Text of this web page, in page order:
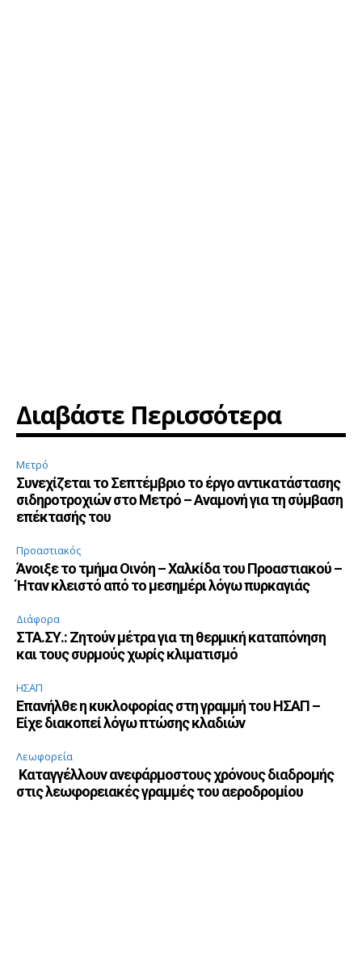
Διαβάστε Περισσότερα
Μετρό
Συνεχίζεται το Σεπτέμβριο το έργο αντικατάστασης
σιδηροτροχιών στο Μετρό – Αναμονή για τη σύμβαση
επέκτασής του
Προαστιακός
Άνοιξε το τμήμα Οινόη – Χαλκίδα του Προαστιακού –
Ήταν κλειστό από το μεσημέρι λόγω πυρκαγιάς
Διάφορα
ΣΤΑ.ΣΥ.: Ζητούν μέτρα για τη θερμική καταπόνηση
και τους συρμούς χωρίς κλιματισμό
ΗΣΑΠ
Επανήλθε η κυκλοφορίας στη γραμμή του ΗΣΑΠ –
Είχε διακοπεί λόγω πτώσης κλαδιών
Λεωφορεία
Καταγγέλλουν ανεφάρμοστους χρόνους διαδρομής
στις λεωφορειακές γραμμές του αεροδρομίου